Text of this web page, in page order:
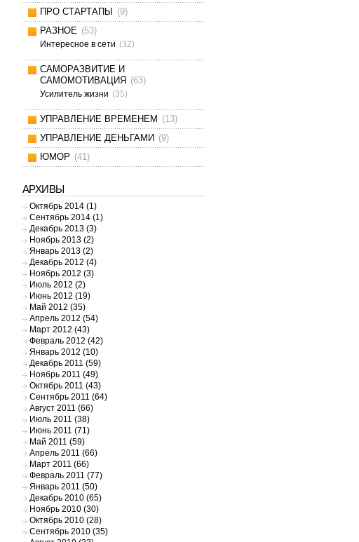
ПРО СТАРТАПЫ
(9)
РАЗНОЕ (53)
Интересное в сети (32)
САМОРАЗВИТИЕ И
САМОМОТИВАЦИЯ (63)
Усилитель жизни (35)
УПРАВЛЕНИЕ ВРЕМЕНЕМ (13)
УПРАВЛЕНИЕ ДЕНЬГАМИ (9)
ЮМОР (41)
АРХИВЫ
Октябрь 2014(1)
Сентябрь 2014(1)
Декабрь 2013(3)
Ноябрь 2013(2)
Январь 2013(2)
Декабрь 2012 (4)
Ноябрь 2012 (3)
Июль 2012 (2)
Июнь 2012 (19)
Май 2012 (35)
Апрель 2012 (54)
Март 2012 (43)
Февраль 2012 (42)
Январь 2012 (10)
Декабрь 2011 (59)
Ноябрь 2011 (49)
Октябрь 2011 (43)
Сентябрь 2011 (64)
Август 2011 (66)
Июль 2011 (38)
Июнь 2011 (71)
Май 2011 (59)
Апрель 2011 (66)
Март 2011 (66)
Февраль 2011 (77)
Январь 2011 (50)
Декабрь 2010(65)
Ноябрь 2010(30)
Октябрь 2010(28)
Сентябрь 2010(35)